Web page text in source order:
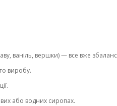
ваніль, вершки) — все вже
виробу.
або водних сиропах.